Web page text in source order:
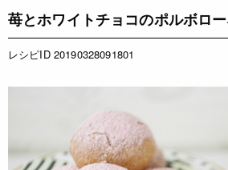
苺とホワイトチョコのポルボロ
レシピID 20190328091801